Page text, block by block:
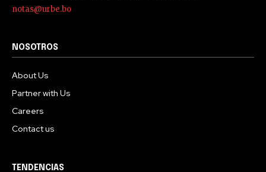
notas@urbe.bo
NOSOTROS
About Us
Partner with Us
Careers
Contact us
TENDENCIAS